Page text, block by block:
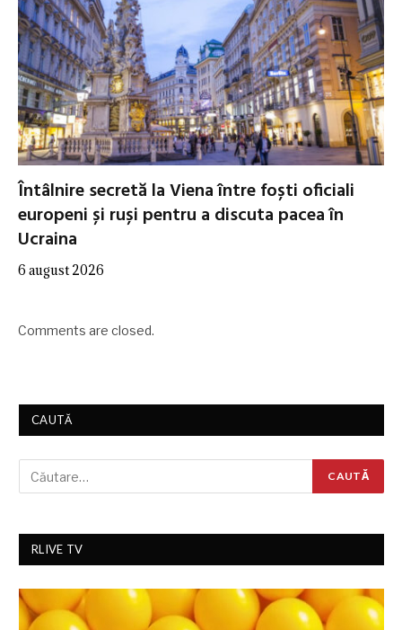
Întâlnire secretă la Viena între foști oficiali
europeni și ruși pentru a discuta pacea în
Ucraina
6 august 2026
Comments are closed.
CAUTĂ
RLIVE TV